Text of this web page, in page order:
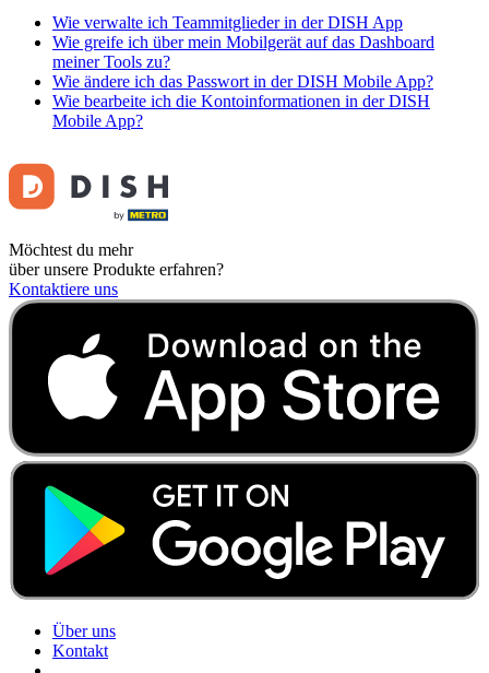
Wie verwalte ich Teammitglieder in der DISH App
Wie greife ich über mein Mobilgerät auf das Dashboard
meiner Tools zu?
Wie ändere ich das Passwort in der DISH Mobile App?
Wie bearbeite ich die Kontoinformationen in der DISH
Mobile App?
Möchtest du mehr
über unsere Produkte erfahren?
Kontaktiere uns
Über uns
Kontakt